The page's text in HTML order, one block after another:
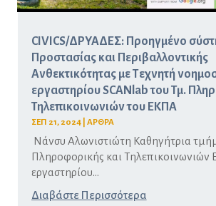
CIVICS/ΔΡΥΑΔΕΣ: Προηγμένο
Προστασίας και Περιβαλλοντικής
Ανθεκτικότητας με Τεχνητή
εργαστηρίου SCANlab του Τμ.
Τηλεπικοινωνιών του ΕΚΠΑ
ΣΕΠ 21, 2024| ΑΡΘΡΑ
Νάνσυ Αλωνιστιώτη Καθηγήτρια
Πληροφορικής και Τηλεπικοινωνιών
εργαστηρίου...
Διαβάστε Περισσότερα